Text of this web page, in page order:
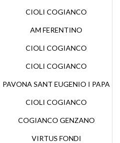
CIOLI COGIANCO
AM FERENTINO
CIOLI COGIANCO
CIOLI COGIANCO
PAVONA SANT EUGENIO I PAPA
CIOLI COGIANCO
COGIANCO GENZANO
VIRTUS FONDI